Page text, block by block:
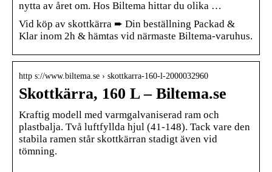
nytta av året om. Hos Biltema hittar du olika …
Vid köp av skottkärra ➨ Din beställning Packad &
Klar inom 2h & hämtas vid närmaste Biltema-varuhus.
http s://www.biltema.se › skottkarra-160-l-2000032960
Skottkärra, 160 L – Biltema.se
Kraftig modell med varmgalvaniserad ram och
plastbalja. Två luftfyllda hjul (41-148). Tack vare den
stabila ramen står skottkärran stadigt även vid
tömning.